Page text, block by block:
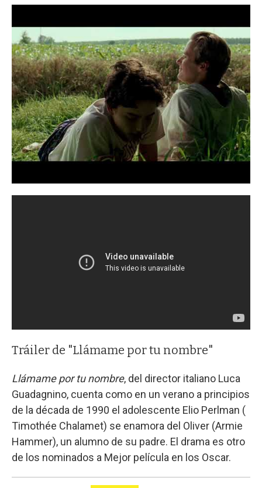
Tráiler de "Llámame por tu nombre"
Llámame por tu nombre, del director italiano Luca
Guadagnino, cuenta como en un verano a principios
de la década de 1990 el adolescente Elio Perlman (
Timothée Chalamet) se enamora del Oliver (Armie
Hammer), un alumno de su padre. El drama es otro
de los nominados a Mejor película en los Oscar.